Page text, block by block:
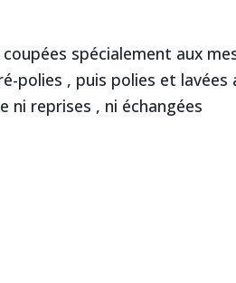
spécialement aux
polies , puis polies et
ni reprises , ni échangées